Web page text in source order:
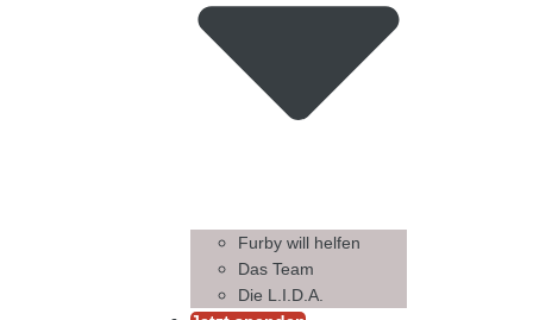
Furby will helfen
Das Team
Die L.I.D.A.